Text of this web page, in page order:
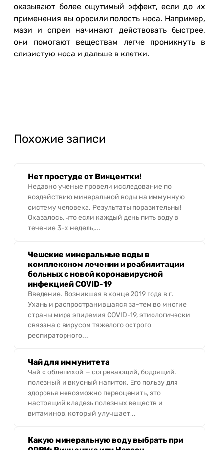
оказывают более ощутимый эффект, если до их
применения вы оросили полость носа. Например,
мази и спреи начинают действовать быстрее,
они помогают веществам легче проникнуть в
слизистую носа и дальше в клетки.
Похожие записи
Нет простуде от Винцентки!
Недавно ученые провели исследование по
воздействию минеральной воды на иммунную
систему человека. Результаты поразительны!
Оказалось, что если каждый день пить воду в
течение 3-х недель,...
Чешские минеральные воды в
комплексном лечении и реабилитации
больных с новой коронавирусной
инфекцией COVID-19
Введение. Возникшая в конце 2019 года в г.
Ухань и распространившаяся за-тем во многие
страны мира эпидемия COVID-19, этиологически
связана с вирусом тяжелого острого
респираторного...
Чай для иммунитета
Чай с облепихой — согревающий, бодрящий,
полезный и вкусный напиток. Его пользу для
здоровья невозможно переоценить, это
настоящий кладезь полезных веществ и
витаминов, который улучшает...
Какую минеральную воду выбрать при